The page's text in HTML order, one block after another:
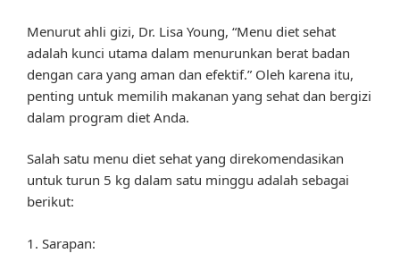
Menurut ahli gizi, Dr. Lisa Young, “Menu diet sehat
adalah kunci utama dalam menurunkan berat badan
dengan cara yang aman dan efektif.” Oleh karena itu,
penting untuk memilih makanan yang sehat dan bergizi
dalam program diet Anda.
Salah satu menu diet sehat yang direkomendasikan
untuk turun 5 kg dalam satu minggu adalah sebagai
berikut:
1. Sarapan: